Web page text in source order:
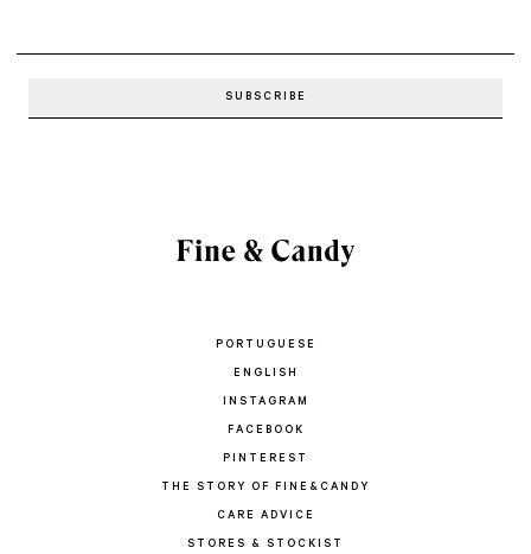
PORTUGUESE
ENGLISH
INSTAGRAM
FACEBOOK
PINTEREST
THE STORY OF FINE&CANDY
CARE ADVICE
STORES & STOCKIST